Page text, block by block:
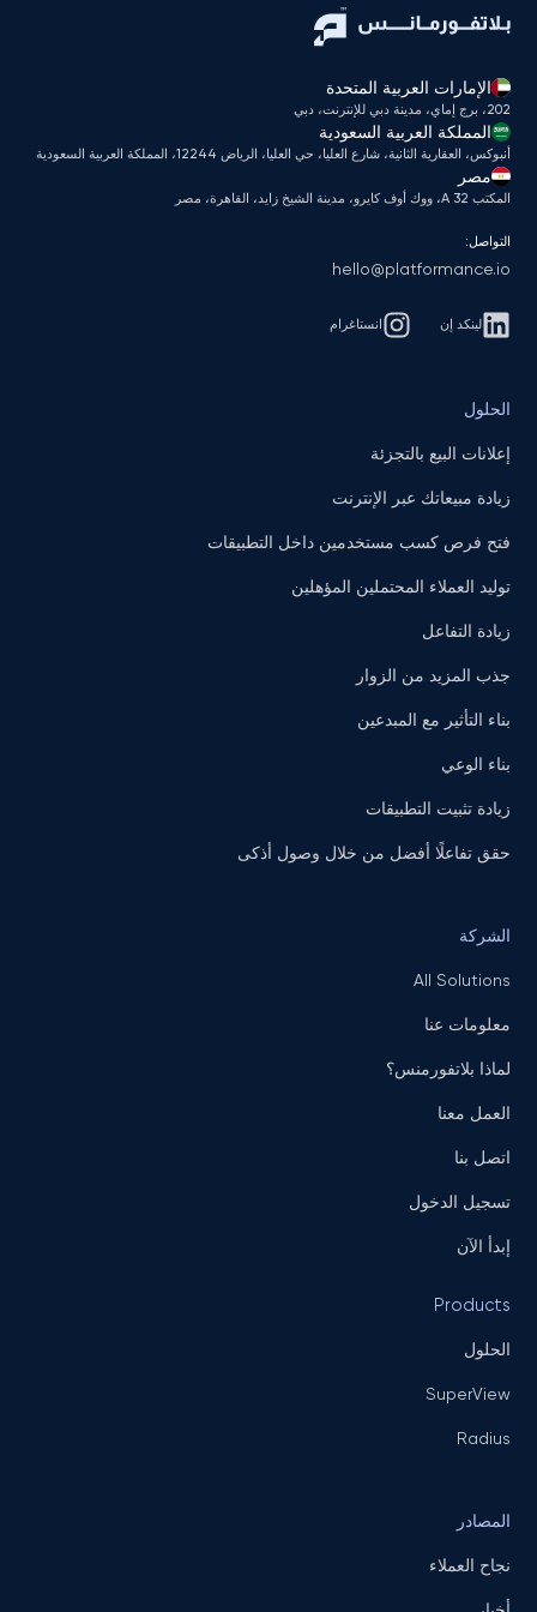
الإمارات العربية المتحدة
202، برج إماي، مدينة دبي للإنترنت، دبي
المملكة العربية السعودية
أنبوكس، العقارية الثانية، شارع العليا، حي العليا، الرياض 12244، المملكة العربية السعودية
مصر
المكتب A 32، ووك أوف كايرو، مدينة الشيخ زايد، القاهرة، مصر
التواصل:
hello@platformance.io
لينكد إن انستاغرام
الحلول
إعلانات البيع بالتجزئة
زيادة مبيعاتك عبر الإنترنت
فتح فرص كسب مستخدمين داخل التطبيقات
توليد العملاء المحتملين المؤهلين
زيادة التفاعل
جذب المزيد من الزوار
بناء التأثير مع المبدعين
بناء الوعي
زيادة تثبيت التطبيقات
حقق تفاعلًا أفضل من خلال وصول أذكى
الشركة
All Solutions
معلومات عنا
لماذا بلاتفورمنس؟
العمل معنا
اتصل بنا
تسجيل الدخول
إبدأ الآن
Products
الحلول
SuperView
Radius
المصادر
نجاح العملاء